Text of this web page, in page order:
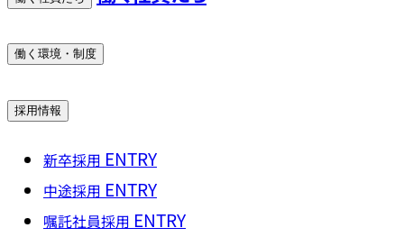
働く環境・制度
採用情報
新卒採用 ENTRY
中途採用 ENTRY
嘱託社員採用 ENTRY